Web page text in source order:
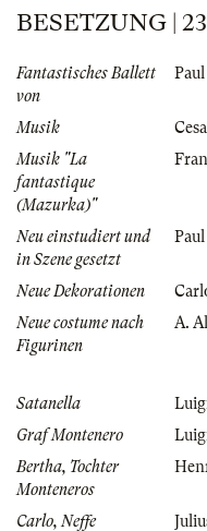
BESETZUNG |
Fantastisches Ballett
von
Musik
Musik "La
fantastique
(Mazurka)"
Neu einstudiert und
in Szene gesetzt
Neue Dekorationen
Neue costume nach
Figurinen
A.
Satanella
Graf Montenero
Bertha, Tochter
Monteneros
Carlo, Neffe